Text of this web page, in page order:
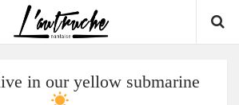
in our yellow submarine